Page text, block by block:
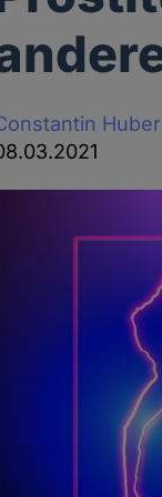
Huber